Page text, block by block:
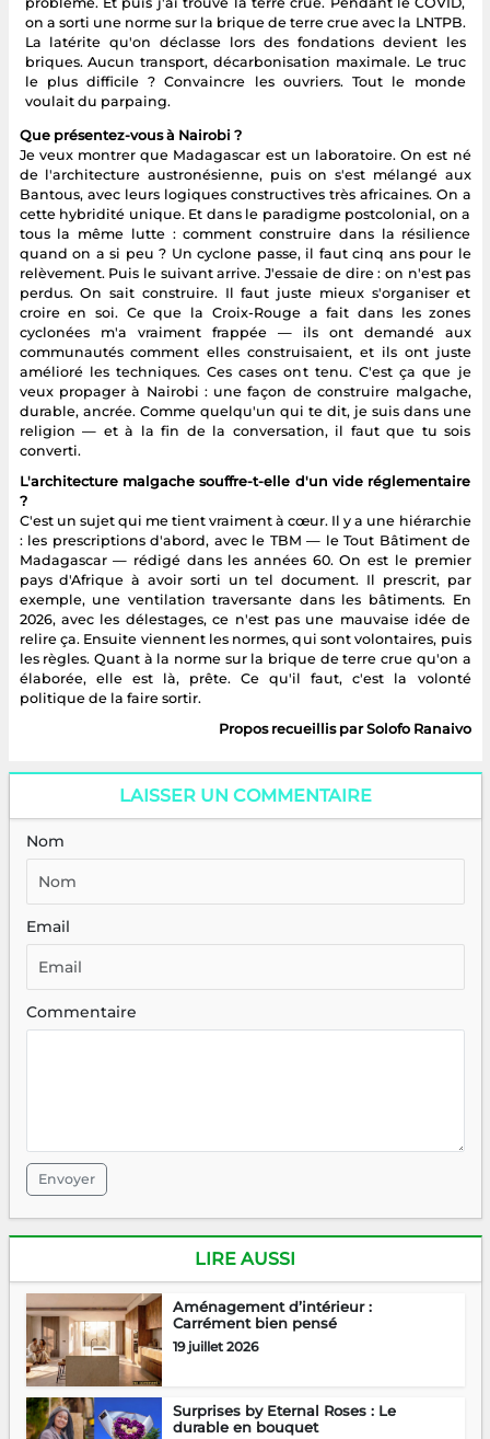
on a sorti une norme sur la brique de terre crue avec la LNTPB.
La latérite qu'on déclasse lors des fondations devient les
briques. Aucun transport, décarbonisation maximale. Le truc
le plus difficile ? Convaincre les ouvriers. Tout le monde
voulait du parpaing.
Que présentez-vous à Nairobi ?
Je veux montrer que Madagascar est un laboratoire. On est né
de l'architecture austronésienne, puis on s'est mélangé aux
Bantous, avec leurs logiques constructives très africaines. On a
cette hybridité unique. Et dans le paradigme postcolonial, on a
tous la même lutte : comment construire dans la résilience
quand on a si peu ? Un cyclone passe, il faut cinq ans pour le
relèvement. Puis le suivant arrive. J'essaie de dire : on n'est pas
perdus. On sait construire. Il faut juste mieux s'organiser et
croire en soi. Ce que la Croix-Rouge a fait dans les zones
cyclonées m'a vraiment frappée — ils ont demandé aux
communautés comment elles construisaient, et ils ont juste
amélioré les techniques. Ces cases ont tenu. C'est ça que je
veux propager à Nairobi : une façon de construire malgache,
durable, ancrée. Comme quelqu'un qui te dit, je suis dans une
religion — et à la fin de la conversation, il faut que tu sois
converti.
L'architecture malgache souffre-t-elle d'un vide réglementaire
?
C'est un sujet qui me tient vraiment à cœur. Il y a une hiérarchie
: les prescriptions d'abord, avec le TBM — le Tout Bâtiment de
Madagascar — rédigé dans les années 60. On est le premier
pays d'Afrique à avoir sorti un tel document. Il prescrit, par
exemple, une ventilation traversante dans les bâtiments. En
2026, avec les délestages, ce n'est pas une mauvaise idée de
relire ça. Ensuite viennent les normes, qui sont volontaires, puis
les règles. Quant à la norme sur la brique de terre crue qu'on a
élaborée, elle est là, prête. Ce qu'il faut, c'est la volonté
politique de la faire sortir.
Propos recueillis par Solofo Ranaivo
LAISSER UN COMMENTAIRE
Nom
Email
Commentaire
Envoyer
LIRE AUSSI
Aménagement d’intérieur :
Carrément bien pensé
19 juillet 2026
Surprises by Eternal Roses : Le
durable en bouquet